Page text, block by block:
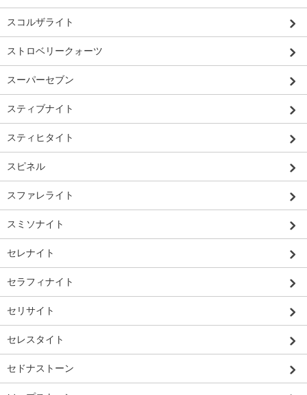
スコルザライト
ストロベリークォーツ
スーパーセブン
スティブナイト
スティヒタイト
スピネル
スファレライト
スミソナイト
セレナイト
セラフィナイト
セリサイト
セレスタイト
セドナストーン